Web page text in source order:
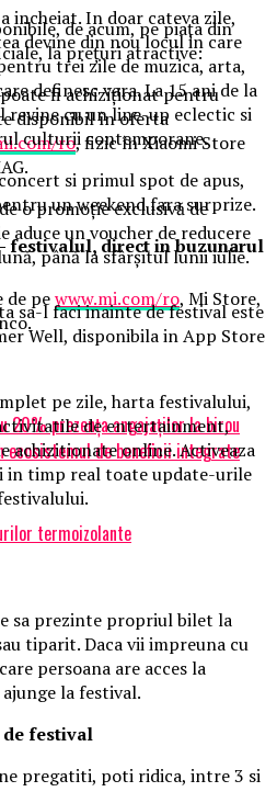
de acum, pe piața din
la prețuri atractive:
fi achiziționat pentru
disponibil în oferta
ro, fizic în Xiaomi Store
o promoție exclusivă de
aduce un voucher de reducere
până la sfârșitul lunii iulie.
de pewww.mi.com/ro, Mi Store,
20% prezența angajaților la birou
ecosistemul de beneficii integrate
termoizolante
incheiat. In doar cateva zile,
devine din nou locul in care
trei zile de muzica, arta,
definesc vara. La 15 ani de la
revine cu un line-up eclectic si
culturii contemporane.
si primul spot de apus,
un weekend fara surprize.
festivalul, direct in buzunarul
sa-l faci inainte de festival este
Well, disponibila in App Store
pe zile, harta festivalului,
de entertainment,
achizitionate online. Activeaza
timp real toate update-urile
sa prezinte propriul bilet la
tiparit. Daca vii impreuna cu
persoana are acces la
la festival.
festival
pregatiti, poti ridica, intre 3 si